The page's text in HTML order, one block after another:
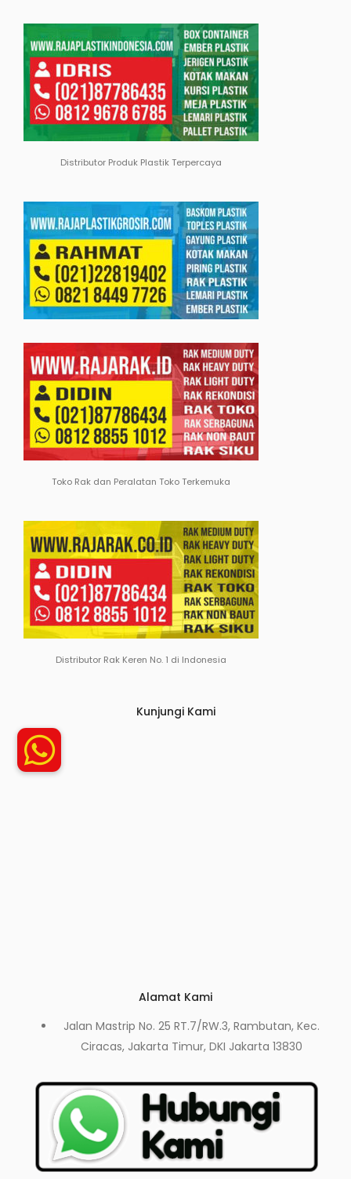
Distributor Produk Plastik Terpercaya
Toko Rak dan Peralatan Toko Terkemuka
Distributor Rak Keren No. 1 di Indonesia
Kunjungi Kami
Alamat Kami
Jalan Mastrip No. 25 RT.7/RW.3, Rambutan, Kec.
Ciracas, Jakarta Timur, DKI Jakarta 13830